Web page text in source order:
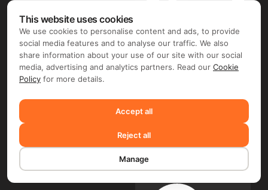
Instagram
This website uses cookies
We use cookies to personalise content and ads, to provide
social media features and to analyse our traffic. We also
share information about your use of our site with our social
media, advertising and analytics partners. Read our Cookie
Policy for more details.
Accept all
Reject all
Manage